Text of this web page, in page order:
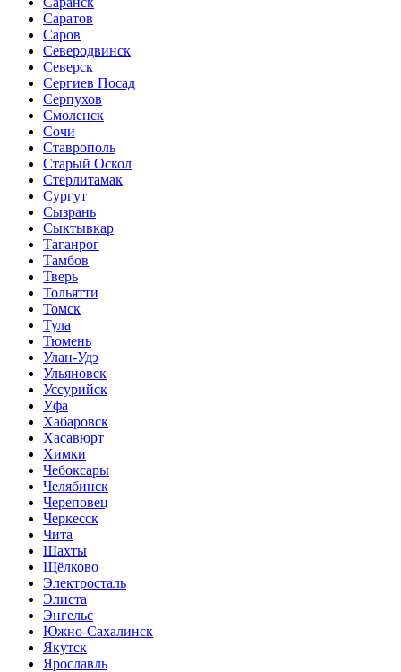
Саратов
Саров
Северодвинск
Северск
Сергиев Посад
Серпухов
Смоленск
Сочи
Ставрополь
Старый Оскол
Стерлитамак
Сургут
Сызрань
Сыктывкар
Таганрог
Тамбов
Тверь
Тольятти
Томск
Тула
Тюмень
Улан-Удэ
Ульяновск
Уссурийск
Уфа
Хабаровск
Хасавюрт
Химки
Чебоксары
Челябинск
Череповец
Черкесск
Чита
Шахты
Щёлково
Электросталь
Элиста
Энгельс
Южно-Сахалинск
Якутск
Ярославль